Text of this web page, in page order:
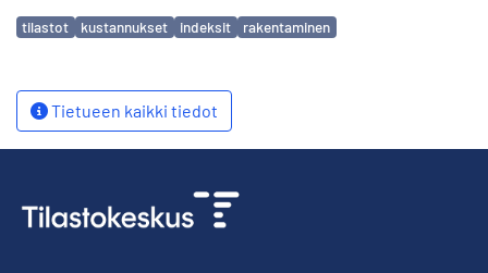
Avainsanat
tilastot kustannukset indeksit rakentaminen
Tietueen kaikki tiedot